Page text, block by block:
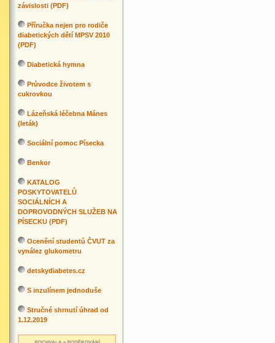
závislosti (PDF)
Příručka nejen pro rodiče
diabetických dětí MPSV 2010
(PDF)
Diabetická hymna
Průvodce životem s
cukrovkou
Lázeňská léčebna Mánes
(leták)
Sociální pomoc Písecka
Benkor
KATALOG
POSKYTOVATELŮ
SOCIÁLNÍCH A
DOPROVODNÝCH SLUŽEB NA
PÍSECKU (PDF)
Ocenění studentů ČVUT za
vynález glukometru
detskydiabetes.cz
S inzulínem jednoduše
Stručné shrnutí úhrad od
1.12.2019